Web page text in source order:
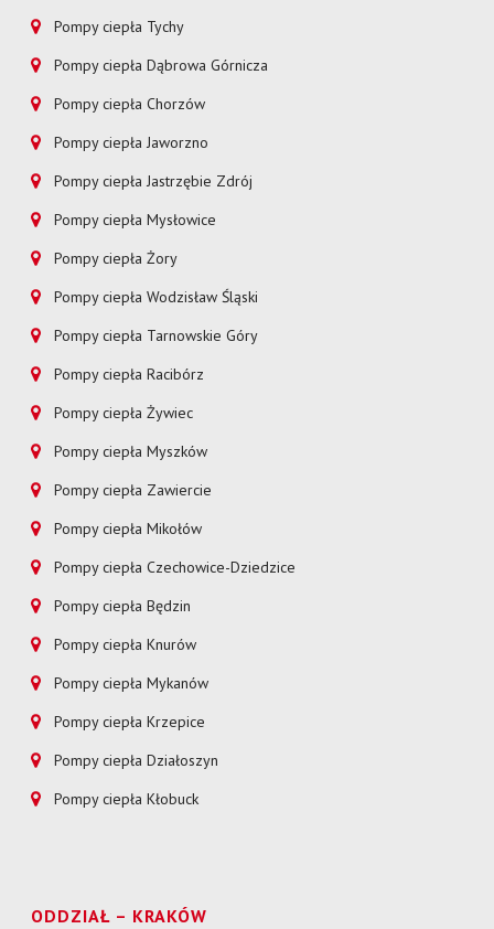
Pompy ciepła Tychy
Pompy ciepła Dąbrowa Górnicza
Pompy ciepła Chorzów
Pompy ciepła Jaworzno
Pompy ciepła Jastrzębie Zdrój
Pompy ciepła Mysłowice
Pompy ciepła Żory
Pompy ciepła Wodzisław Śląski
Pompy ciepła Tarnowskie Góry
Pompy ciepła Racibórz
Pompy ciepła Żywiec
Pompy ciepła Myszków
Pompy ciepła Zawiercie
Pompy ciepła Mikołów
Pompy ciepła Czechowice-Dziedzice
Pompy ciepła Będzin
Pompy ciepła Knurów
Pompy ciepła Mykanów
Pompy ciepła Krzepice
Pompy ciepła Działoszyn
Pompy ciepła Kłobuck
ODDZIAŁ – KRAKÓW